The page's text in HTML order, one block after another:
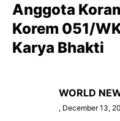
Anggota
Korem 051/
Karya Bhakti
WORLD
, December 13,